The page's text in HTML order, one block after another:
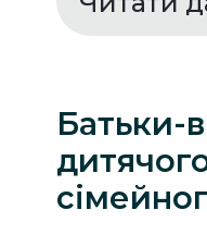
Батьки-